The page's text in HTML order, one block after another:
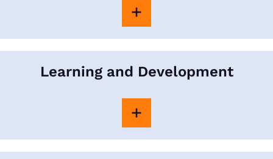
Learning and Development